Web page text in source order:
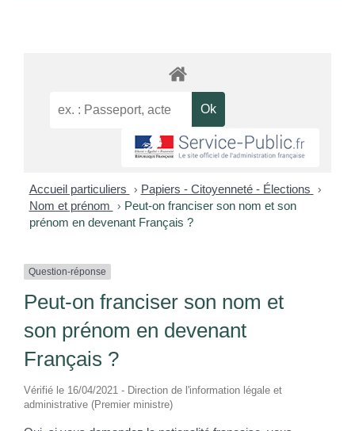
Accueil particuliers > Papiers - Citoyenneté - Élections >
Nom et prénom > Peut-on franciser son nom et son
prénom en devenant Français ?
Question-réponse
Peut-on franciser son nom et
son prénom en devenant
Français ?
Vérifié le 16/04/2021 - Direction de l'information légale et
administrative (Premier ministre)